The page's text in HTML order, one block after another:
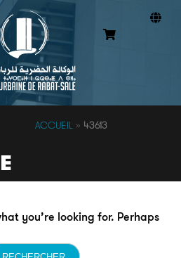
ACCUEIL » 43613
you’re looking for. Perhaps